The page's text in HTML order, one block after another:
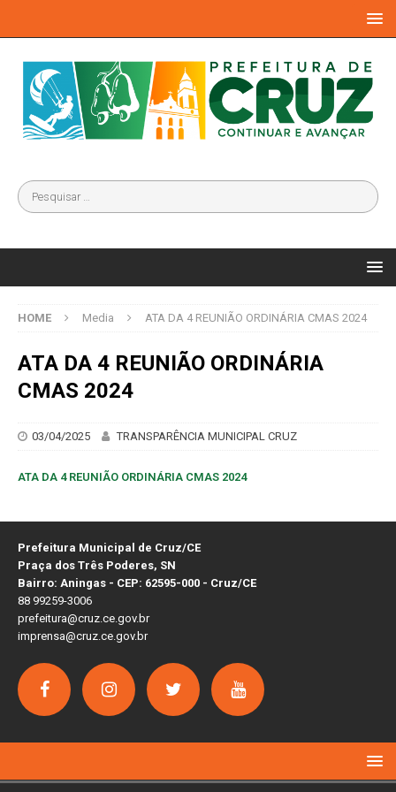
HOME Media ATA DA 4 REUNIÃO ORDINÁRIA CMAS 2024
ATA DA 4 REUNIÃO ORDINÁRIA
CMAS 2024
03/04/2025 TRANSPARÊNCIA MUNICIPAL CRUZ
ATA DA 4 REUNIÃO ORDINÁRIA CMAS 2024
Prefeitura Municipal de Cruz/CE
Praça dos Três Poderes, SN
Bairro: Aningas - CEP: 62595-000 - Cruz/CE
88 99259-3006
prefeitura@cruz.ce.gov.br
imprensa@cruz.ce.gov.br